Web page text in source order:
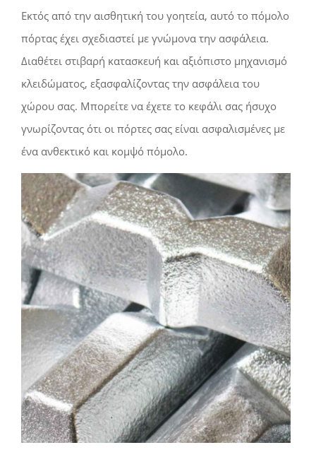
Εκτός από την αισθητική του γοητεία, αυτό το πόμολο
πόρτας έχει σχεδιαστεί με γνώμονα την ασφάλεια.
Διαθέτει στιβαρή κατασκευή και αξιόπιστο μηχανισμό
κλειδώματος, εξασφαλίζοντας την ασφάλεια του
χώρου σας. Μπορείτε να έχετε το κεφάλι σας ήσυχο
γνωρίζοντας ότι οι πόρτες σας είναι ασφαλισμένες με
ένα ανθεκτικό και κομψό πόμολο.